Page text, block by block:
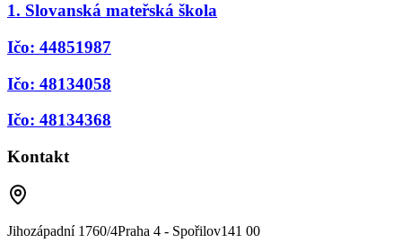
1. Slovanská mateřská škola
Ičo: 44851987
Ičo: 48134058
Ičo: 48134368
Kontakt
Jihozápadní 1760/4Praha 4 - Spořilov141 00